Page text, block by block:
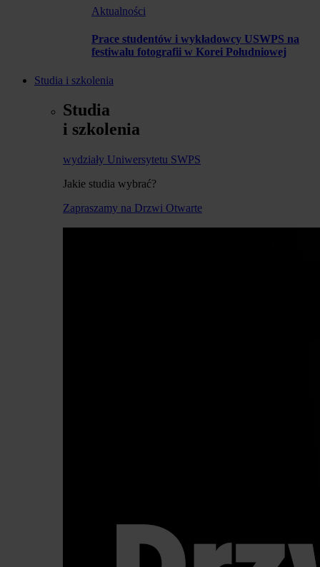
Aktualności
Prace studentów i wykładowcy USWPS na
festiwalu fotografii w Korei Południowej
Studia i szkolenia
Studia
i szkolenia
wydziały Uniwersytetu SWPS
Jakie studia wybrać?
Zapraszamy na Drzwi Otwarte